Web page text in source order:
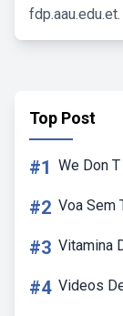
fdp.aau.edu.et.
Top Post
#1 We Don
#2 Voa Sem
#3 Vitamina
#4 Videos